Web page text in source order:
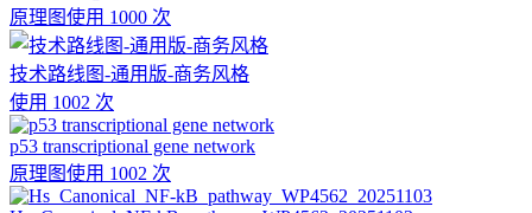
原理图使用 1000 次
技术路线图-通用版-商务风格
使用 1002 次
p53 transcriptional gene network
原理图使用 1002 次